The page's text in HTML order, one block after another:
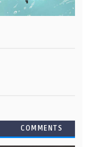
COMMENTS